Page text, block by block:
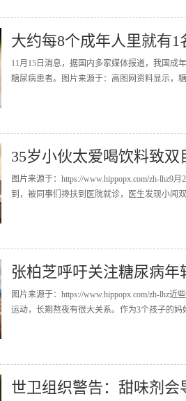
大约每8个成年人里就有
11月15日消息，据国内多家媒体报道，我国成
糖尿病患者。图片来源于：高图网资料显示，
35岁小伙太爱喝饮料致
图片来源于：https://www.hippopx.com/zh-lhz9
到，被同事们搀扶到医院就诊，医生发现小闻
张柏芝呼吁关注糖尿病
图片来源于：https://www.hippopx.com/zh-lhz
运动，长期熬夜有很大关系。作为3个孩子的妈
世卫组织警告：甜味剂